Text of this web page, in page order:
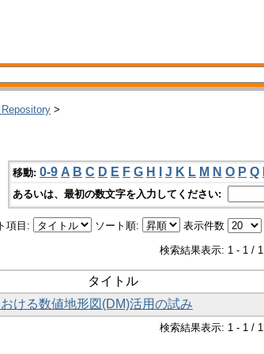
>
移動: 0-9 A B C D E F G H J K L M N O P Q
あるいは、最初の数文字を入力してください:
項目: ソート順: 表示件数
検索結果表示: 1 - 1 / 1
タイトル
ける数値地形図(DM)活用の試み
検索結果表示: 1 - 1 / 1